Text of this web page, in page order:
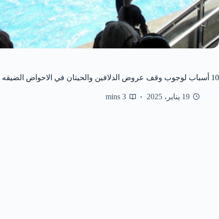
10 أسباب لوجوب وقف عروض الدلافين والحيتان في الاحواض الضيقه
19 يناير، 2025 3 mins